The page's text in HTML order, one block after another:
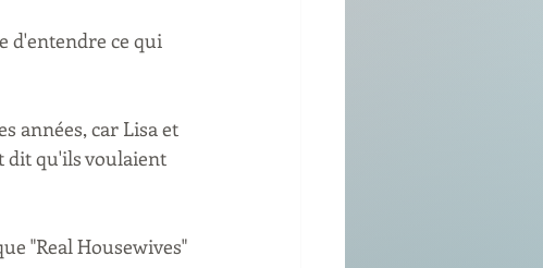
d'entendre ce qui
années, car Lisa et
dit qu'ils voulaient
"Real Housewives"